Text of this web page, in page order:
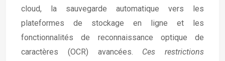
cloud, la sauvegarde automatique vers les
plateformes de stockage en ligne et les
fonctionnalités de reconnaissance optique de
caractères (OCR) avancées. Ces restrictions